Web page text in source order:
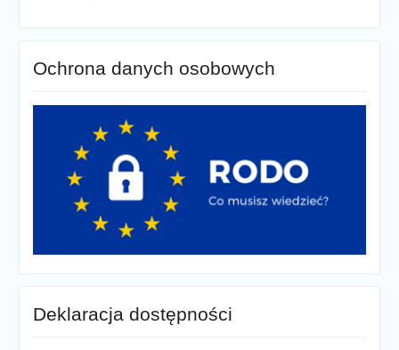
Ochrona danych osobowych
Deklaracja dostępności